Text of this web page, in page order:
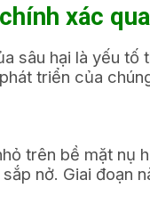
xác
sâu hại là yếu
triển của
trên bề mặt nụ
nở. Giai đoạn